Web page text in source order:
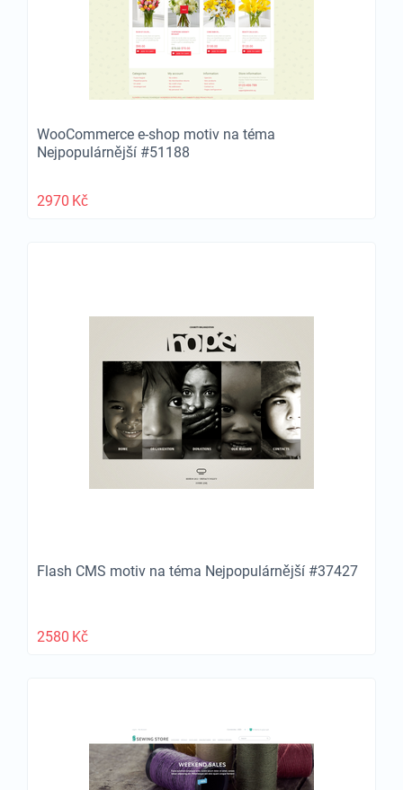
WooCommerce e-shop motiv na téma
Nejpopulárnější #51188
2970 Kč
Flash CMS motiv na téma Nejpopulárnější #37427
2580 Kč